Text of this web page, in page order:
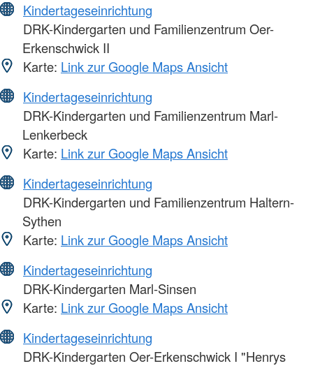
Kindertageseinrichtung
DRK-Kindergarten und Familienzentrum Oer-
Erkenschwick II
Karte: Link zur Google Maps Ansicht
Kindertageseinrichtung
DRK-Kindergarten und Familienzentrum Marl-
Lenkerbeck
Karte: Link zur Google Maps Ansicht
Kindertageseinrichtung
DRK-Kindergarten und Familienzentrum Haltern-
Sythen
Karte: Link zur Google Maps Ansicht
Kindertageseinrichtung
DRK-Kindergarten Marl-Sinsen
Karte: Link zur Google Maps Ansicht
Kindertageseinrichtung
DRK-Kindergarten Oer-Erkenschwick I "Henrys